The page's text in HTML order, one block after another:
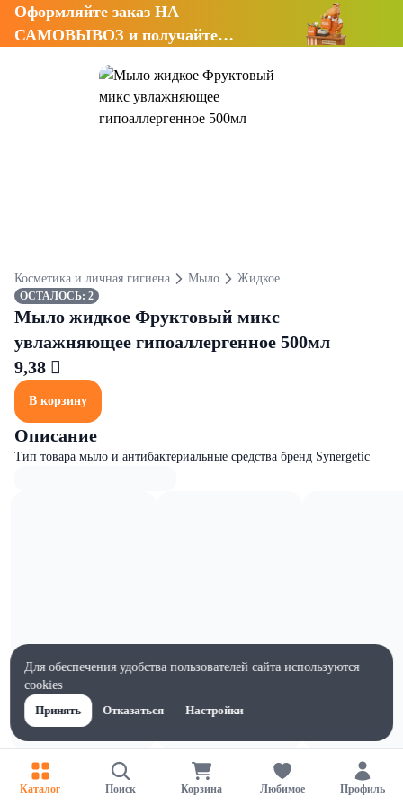
Оформляйте заказ НА
САМОВЫВОЗ и получайте
Косметика и личная гигиена Мыло Жидкое
ОСТАЛОСЬ: 2
Мыло жидкое Фруктовый микс
увлажняющее гипоаллергенное 500мл
9,38 
В корзину
Описание
Тип товара мыло и антибактериальные средства бренд Synergetic
Характеристики
Ширина, мм
Каталог Поиск Корзина Любимое Профиль
Для обеспечения удобства пользователей сайта используются
cookies
Принять
Отказаться Настройки